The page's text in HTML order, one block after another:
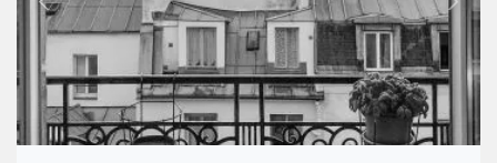
Précédent